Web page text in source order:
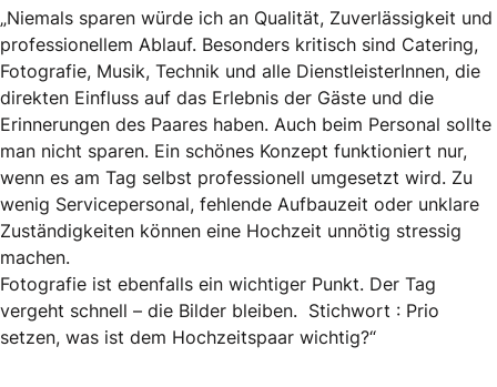
„Niemals sparen würde ich an Qualität, Zuverlässigkeit und
professionellem Ablauf. Besonders kritisch sind Catering,
Fotografie, Musik, Technik und alle DienstleisterInnen, die
direkten Einfluss auf das Erlebnis der Gäste und die
Erinnerungen des Paares haben. Auch beim Personal sollte
man nicht sparen. Ein schönes Konzept funktioniert nur,
wenn es am Tag selbst professionell umgesetzt wird. Zu
wenig Servicepersonal, fehlende Aufbauzeit oder unklare
Zuständigkeiten können eine Hochzeit unnötig stressig
machen.
Fotografie ist ebenfalls ein wichtiger Punkt. Der Tag
vergeht schnell – die Bilder bleiben. Stichwort : Prio
setzen, was ist dem Hochzeitspaar wichtig?“